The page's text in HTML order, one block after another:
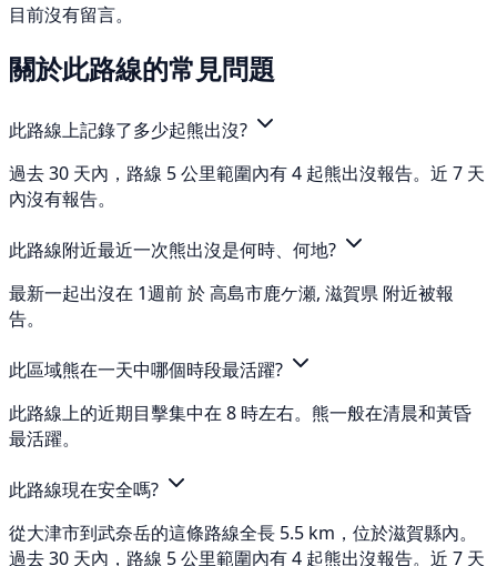
目前沒有留言。
關於此路線的常見問題
此路線上記錄了多少起熊出沒?
過去 30 天內，路線 5 公里範圍內有 4 起熊出沒報告。近 7 天
內沒有報告。
此路線附近最近一次熊出沒是何時、何地?
最新一起出沒在 1週前 於 高島市鹿ケ瀬, 滋賀県 附近被報
告。
此區域熊在一天中哪個時段最活躍?
此路線上的近期目擊集中在 8 時左右。熊一般在清晨和黃昏
最活躍。
此路線現在安全嗎?
從大津市到武奈岳的這條路線全長 5.5 km，位於滋賀縣內。
過去 30 天內，路線 5 公里範圍內有 4 起熊出沒報告。近 7 天